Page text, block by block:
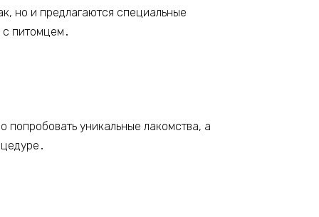
но и предлагаются специальные
питомцем․
уникальные лакомства, а